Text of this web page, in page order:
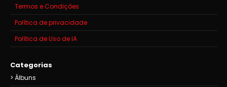
Termos e Condições
Política de privacidade
Política de Uso de IA
Categorias
Álbuns